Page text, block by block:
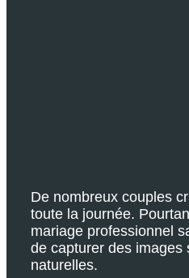
De nombreux couples
toute la journée.
mariage professionnel
de capturer des images
naturelles.